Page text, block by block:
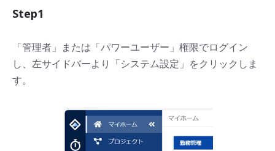
Step1
「管理者」または「パワーユーザー」権限でログイン
し、左サイドバーより「システム設定」をクリックしま
す。